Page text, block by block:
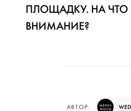
ПЛОЩАДКУ. НА ЧТО
ВНИМАНИЕ?
АВТОР: